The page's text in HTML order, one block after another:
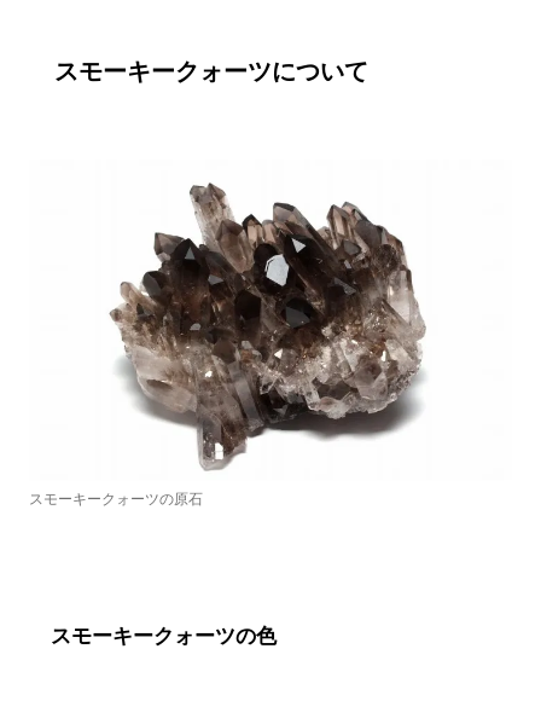
スモーキークォーツについて
スモーキークォーツの原石
スモーキークォーツの色